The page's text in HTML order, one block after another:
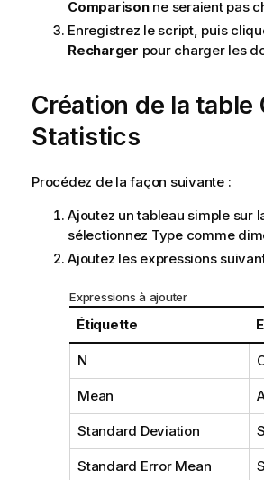
Comparisonne seraient pas
Enregistrez le script, puis
Recharger pour charger les
Création de la table
Statistics
Procédez de la façon suivante :
Ajoutez un tableau simple sur
sélectionnez Typecomme
Ajoutez les expressions
Expressions à ajouter
Étiquette
N
Mean
Standard Deviation
Standard Error Mean